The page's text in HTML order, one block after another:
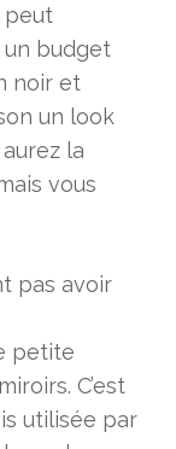
peut
un budget
noir et
un look
la
vous
pas avoir
petite
C’est
utilisée par